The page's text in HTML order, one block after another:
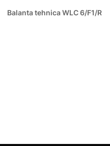
Balanta tehnica WLC 6/F1/R